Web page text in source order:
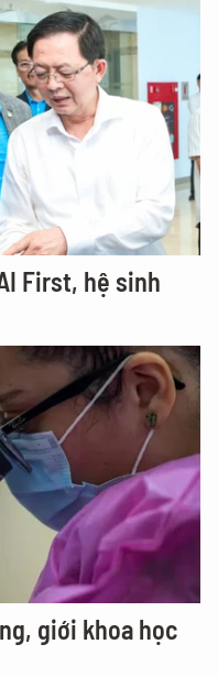
First, hệ sinh
giới khoa học